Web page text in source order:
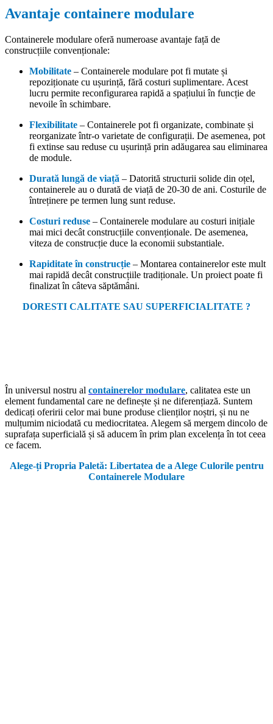
Avantaje containere modulare
Containerele modulare oferă numeroase avantaje față de
construcțiile convenționale:
Mobilitate – Containerele modulare pot fi mutate și
repoziționate cu ușurință, fără costuri suplimentare. Acest
lucru permite reconfigurarea rapidă a spațiului în funcție de
nevoile în schimbare.
Flexibilitate – Containerele pot fi organizate, combinate și
reorganizate într-o varietate de configurații. De asemenea, pot
fi extinse sau reduse cu ușurință prin adăugarea sau eliminarea
de module.
Durată lungă de viață – Datorită structurii solide din oțel,
containerele au o durată de viață de 20-30 de ani. Costurile de
întreținere pe termen lung sunt reduse.
Costuri reduse – Containerele modulare au costuri inițiale
mai mici decât construcțiile convenționale. De asemenea,
viteza de construcție duce la economii substantiale.
Rapiditate în construcție – Montarea containerelor este mult
mai rapidă decât construcțiile tradiționale. Un proiect poate fi
finalizat în câteva săptămâni.
DORESTI CALITATE SAU SUPERFICIALITATE ?
În universul nostru al containerelor modulare, calitatea este un
element fundamental care ne definește și ne diferențiază. Suntem
dedicați oferirii celor mai bune produse clienților noștri, și nu ne
mulțumim niciodată cu mediocritatea. Alegem să mergem dincolo de
suprafața superficială și să aducem în prim plan excelența în tot ceea
ce facem.
Alege-ți Propria Paletă: Libertatea de a Alege Culorile pentru
Containerele Modulare